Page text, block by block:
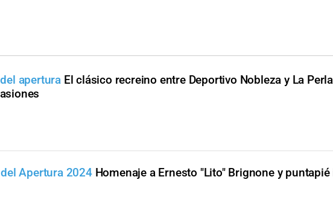
apertura El clásico recreino entre Deportivo Nobleza y La
Apertura 2024 Homenaje a Ernesto "Lito" Brignone y